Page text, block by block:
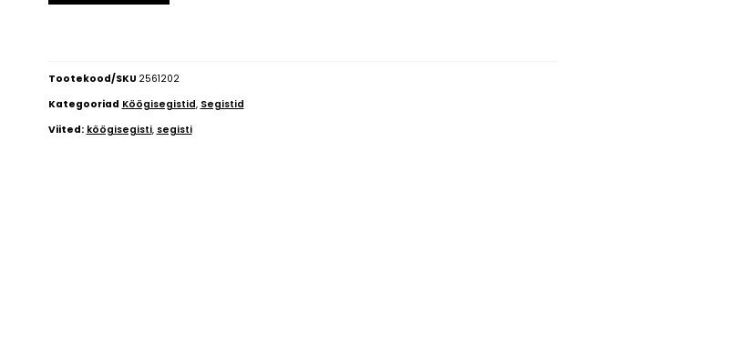
Tootekood/SKU 2561202
Kategooriad Köögisegistid, Segistid
Viited: köögisegisti, segisti